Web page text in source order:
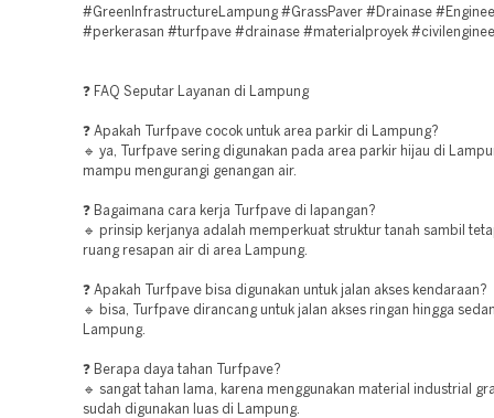
#GreenInfrastructureLampung #GrassPaver #Drainase
#perkerasan #turfpave #drainase #materialproyek
❓ FAQ Seputar Layanan di Lampung
❓ Apakah Turfpave cocok untuk area parkir di Lampung?
🔹 ya, Turfpave sering digunakan pada area parkir hijau di
mampu mengurangi genangan air.
❓ Bagaimana cara kerja Turfpave di lapangan?
🔹 prinsip kerjanya adalah memperkuat struktur tanah sambil
ruang resapan air di area Lampung.
❓ Apakah Turfpave bisa digunakan untuk jalan akses kendaraan?
🔹 bisa, Turfpave dirancang untuk jalan akses ringan hingga
Lampung.
❓ Berapa daya tahan Turfpave?
🔹 sangat tahan lama, karena menggunakan material industrial
sudah digunakan luas di Lampung.